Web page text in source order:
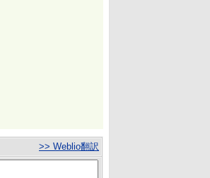
>> Weblio翻訳